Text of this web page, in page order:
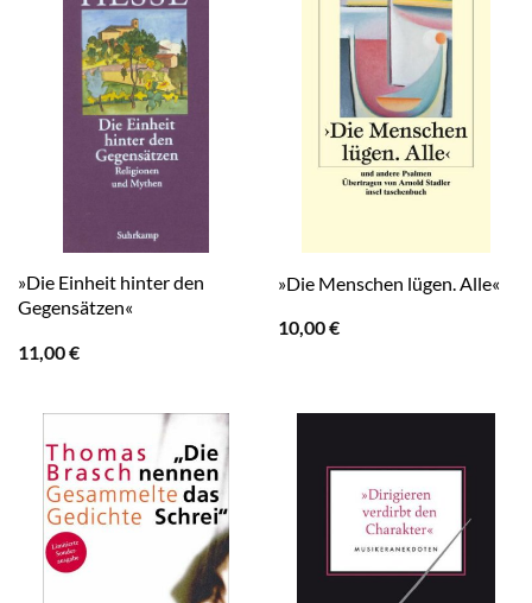
»Die Einheit hinter den
Gegensätzen«
11,00€
»Die Menschen lügen. Alle«
10,00€